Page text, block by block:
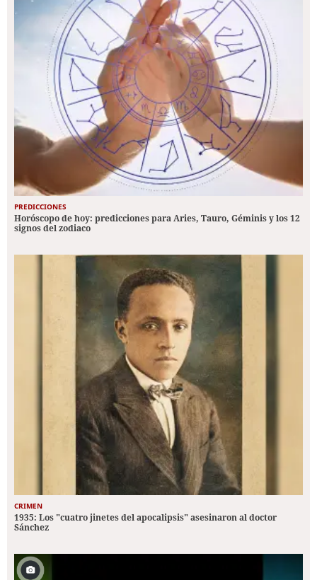
PREDICCIONES
Horóscopo de hoy: predicciones para Aries, Tauro, Géminis y los 12
signos del zodiaco
CRIMEN
1935: Los "cuatro jinetes del apocalipsis" asesinaron al doctor
Sánchez